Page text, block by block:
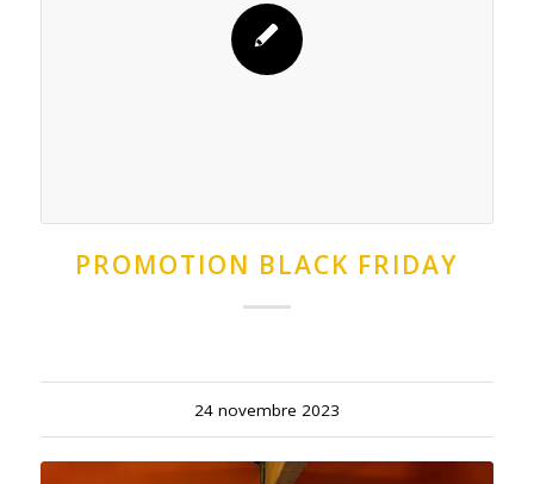
PROMOTION BLACK FRIDAY
24 novembre 2023